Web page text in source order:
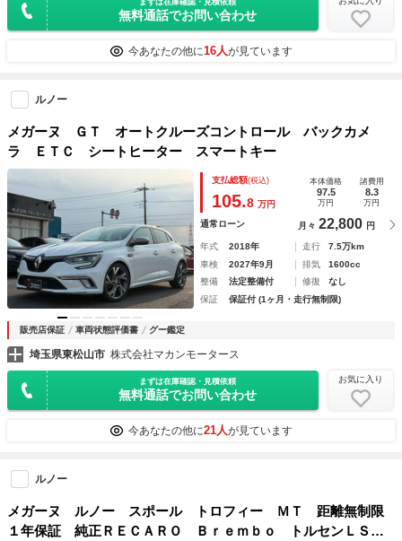
無料通話でお問い合わせ
今あなたの他に16人が見ています
ルノー
メガーヌ ＧＴ オートクルーズコントロール バックカメ
ラ ＥＴＣ シートヒーター スマートキー
支払総額(税込)
105.8 万円
本体価格
97.5
万円
諸費用
8.3
万円
通常ローン 月々 22,800 円
年式 2018年 走行
7.5万km
車検
2027年9月 排気
1600cc
整備
法定整備付 修復
なし
保証
保証付 (1ヶ月・走行無制限)
販売店保証 車両状態評価書 グー鑑定
埼玉県東松山市 株式会社マカンモータース
まずは在庫確認・見積依頼
無料通話でお問い合わせ
お気に入り
今あなたの他に21人が見ています
ルノー
メガーヌ ルノー スポール トロフィー ＭＴ 距離無制限
１年保証 純正ＲＥＣＡＲＯ Ｂｒｅｍｂｏ トルセンＬＳ